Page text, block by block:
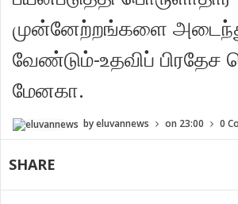
முன்னேற்றங்களை
வேண்டும்-உதவிப் பிரதேச
மேனகா.
byeluvannews on 23:00 0
SHARE